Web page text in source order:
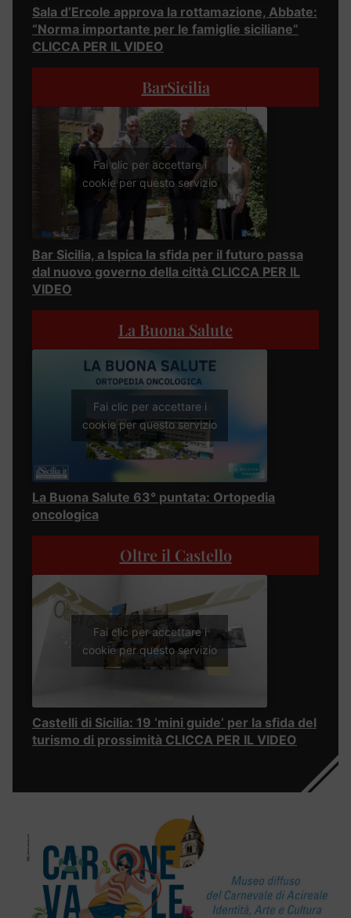
Sala d’Ercole approva la rottamazione, Abbate:
“Norma importante per le famiglie siciliane”
CLICCA PER IL VIDEO
BarSicilia
Fai clic per accettare i
cookie per questo servizio
Bar Sicilia, a Ispica la sfida per il futuro passa
dal nuovo governo della città CLICCA PER IL
VIDEO
La Buona Salute
Fai clic per accettare i
cookie per questo servizio
La Buona Salute 63° puntata: Ortopedia
oncologica
Oltre il Castello
Fai clic per accettare i
cookie per questo servizio
Castelli di Sicilia: 19 ‘mini guide’ per la sfida del
turismo di prossimità CLICCA PER IL VIDEO